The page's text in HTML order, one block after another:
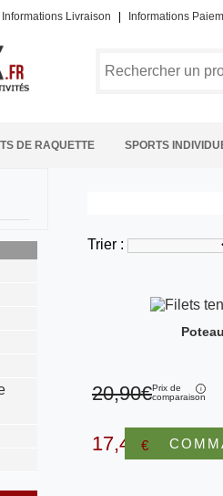
Informations Livraison Informations
DE RAQUETTE SPORTS
Trier :
20,90€Prix de
comparaison
17,40 €